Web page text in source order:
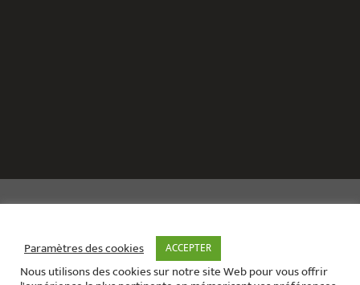
Le site de l’évènementiel contact :01 42 71 40 79
Paramètres des cookies ACCEPTER
Nous utilisons des cookies sur notre site Web pour vous offrir